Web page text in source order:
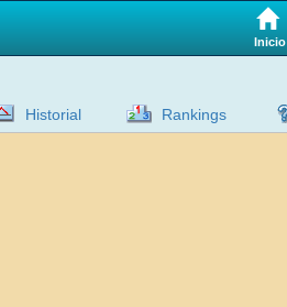
Inicio
Historial Rankings